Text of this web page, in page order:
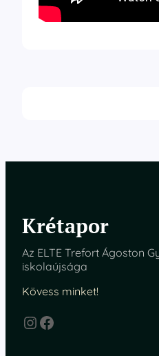
Krétapor
Az ELTE Trefort Ágoston
iskolaújsága
Kövess minket!
InstagramFacebook